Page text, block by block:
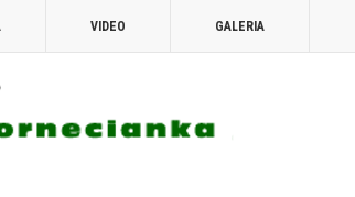
VIDEO GALERIA